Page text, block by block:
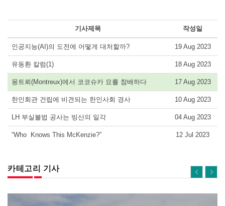
기사제목 작성일
인공지능(AI)의 도전에 어떻게 대처할까? 19 Aug 2023
유동환 칼럼(1) 18 Aug 2023
몽트뢰(Montreux)에서 코코슈카 묘를 참배하다 17 Aug 2023
한인회관 건립에 비견되는 한인사회 경사 10 Aug 2023
LH 부실불법 공사는 빙산의 일각 04 Aug 2023
“Who Knows This McKenzie?” 12 Jul 2023
카테고리 기사